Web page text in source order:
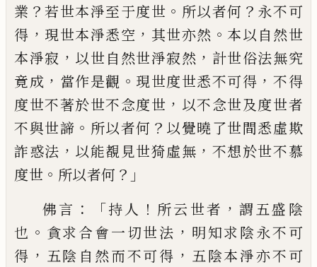
業 ？若世本淨至于度世 。 所以者何 ？ 永不可
得 ， 現世本淨悉空 ， 其世亦然 。本以自然世
本淨寂 ， 以世自然世淨寂然 ， 計世俗法無究
竟成 ， 當作是觀 。 現世度世悉不可得 ，不得
度世不著於世不念度世 ， 以不念世及度世者
不與世諦 。 所以者何 ？ 以覺曉了世間悉虛欺
詐惑法 ， 以能覩見世猗虛無 ， 不想於世不慕
度世 。 所以者何 ？」
佛言 ：「持人 ！ 所云世者 ，謂五盛陰
也 。 貪求合會一切世法 ， 明知求陰永不可
得 ， 五陰自然而不可得 ， 五陰本淨亦不可